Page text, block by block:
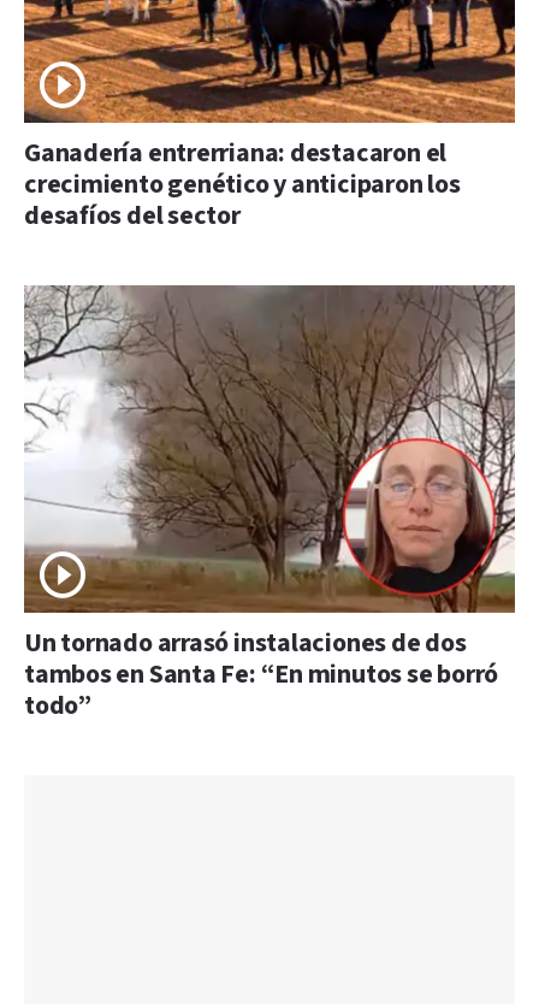
Ganadería entrerriana: destacaron el
crecimiento genético y anticiparon los
desafíos del sector
Un tornado arrasó instalaciones de dos
tambos en Santa Fe: “En minutos se borró
todo”